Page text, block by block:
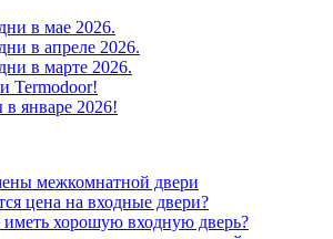
в мае 2026.
в апреле 2026.
в марте 2026.
Termodoor!
январе 2026!
межкомнатной двери
цена на входные двери?
хорошую входную дверь?